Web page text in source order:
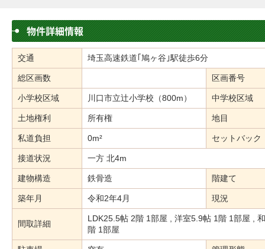
物件詳細情報
交通 埼玉高速鉄道｢鳩ヶ谷｣駅徒歩6分
総区画数 区画番号
小学校区域 川口市立辻小学校（800m） 中学校区域
土地権利 所有権 地目
私道負担 0m² セットバック
接道状況 一方 北4m
建物構造 鉄骨造 階建て
築年月 令和2年4月 現況
間取詳細
LDK25.5帖 2階 1部屋 , 洋室5.9帖 1階 1部屋 ,
階 1部屋